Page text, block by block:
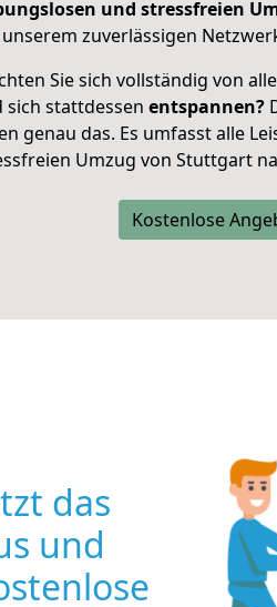
und stressfreien
zuverlässigen
Sie sich vollständig von
sich stattdessen entspannen?
genau das. Es umfasst alle
Umzug von Stuttgart
Kostenlose
das
und